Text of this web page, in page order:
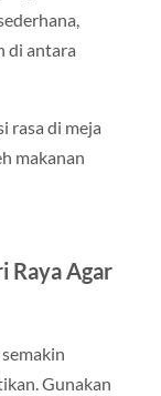
di antara
rasa di meja
makanan
Raya Agar
Gunakan